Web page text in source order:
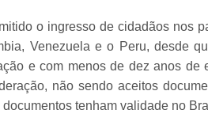
o ingresso de cidadãos nos
Venezuela e o Peru, desde
e com menos de dez anos de
não sendo aceitos
tenham validade no